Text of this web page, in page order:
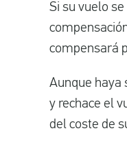
Si su vuelo
compensará
Aunque haya
y rechace el
del coste de